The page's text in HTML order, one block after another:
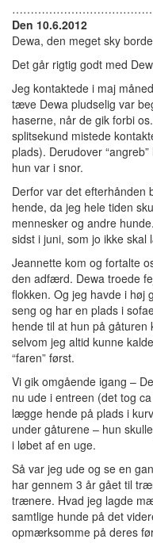
Den 10.6.2012
Dewa, den meget sky
Det går rigtig godt med
Jeg kontaktede i maj
tæve Dewa pludselig var
haserne, når de gik forbi
splitsekund mistede
plads). Derudover
hun var i snor.
Derfor var det efterhånden
hende, da jeg hele tiden
mennesker og andre
sidst i juni, som jo ikke
Jeannette kom og fortalte
den adfærd. Dewa troede
flokken. Og jeg havde i høj
seng og har en plads i
hende til at hun på
selvom jeg altid kunne
“faren” først.
Vi gik omgående igang –
nu ude i entreen (det tog
lægge hende på plads i
under gåturene – hun
i løbet af en uge.
Så var jeg ude og se en
har gennem 3 år gået til
trænere. Hvad jeg lagde
samtlige hunde på det
opmærksomme på deres